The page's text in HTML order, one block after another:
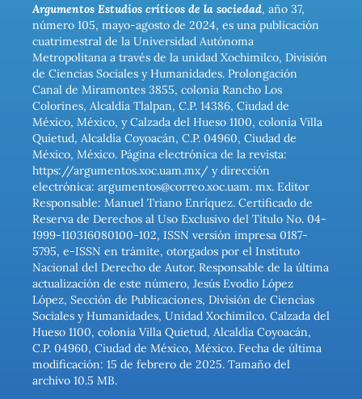
Argumentos Estudios críticos de la sociedad, año 37,
número 105, mayo-agosto de 2024, es una publicación
cuatrimestral de la Universidad Autónoma
Metropolitana a través de la unidad Xochimilco, División
de Ciencias Sociales y Humanidades. Prolongación
Canal de Miramontes 3855, colonia Rancho Los
Colorines, Alcaldía Tlalpan, C.P. 14386, Ciudad de
México, México, y Calzada del Hueso 1100, colonia Villa
Quietud, Alcaldía Coyoacán, C.P. 04960, Ciudad de
México, México. Página electrónica de la revista:
https://argumentos.xoc.uam.mx/ y dirección
electrónica: argumentos@correo.xoc.uam. mx. Editor
Responsable: Manuel Triano Enríquez. Certificado de
Reserva de Derechos al Uso Exclusivo del Título No. 04-
1999-110316080100-102, ISSN versión impresa 0187-
5795, e-ISSN en trámite, otorgados por el Instituto
Nacional del Derecho de Autor. Responsable de la última
actualización de este número, Jesús Evodio López
López, Sección de Publicaciones, División de Ciencias
Sociales y Humanidades, Unidad Xochimilco. Calzada del
Hueso 1100, colonia Villa Quietud, Alcaldía Coyoacán,
C.P. 04960, Ciudad de México, México. Fecha de última
modificación: 15 de febrero de 2025. Tamaño del
archivo 10.5 MB.